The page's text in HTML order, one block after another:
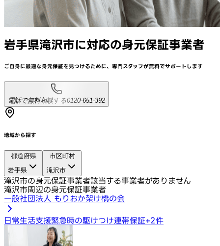
岩手県滝沢市に対応の身元保証事業者
ご自身に最適な身元保証を見つけるために、 専門スタッフが無料でサポートします
電話で無料相談する0120-651-392
地域から探す
都道府県
岩手県
市区町村
滝沢市
滝沢市の身元保証事業者該当する事業者がありません
滝沢市周辺の身元保証事業者
一般社団法人 もりおか架け橋の会
日常生活支援緊急時の駆けつけ連帯保証+2件